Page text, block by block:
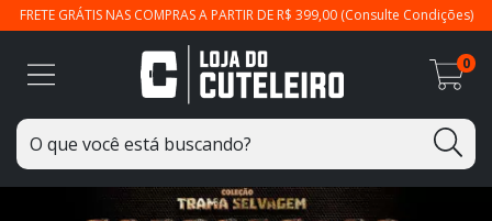
FRETE GRÁTIS NAS COMPRAS A PARTIR DE R$ 399,00 (Consulte Condições)
0